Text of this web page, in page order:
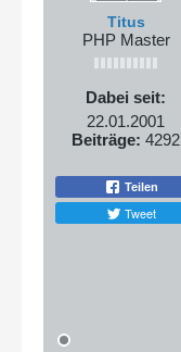
Titus
PHP Master
Dabei seit:
22.01.2001
Beiträge: 4292
Teilen
Tweet